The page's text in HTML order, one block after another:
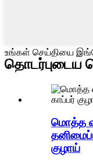
உங்கள் செய்தியை
தொடர்புடைய
மொத்த
குழாய்